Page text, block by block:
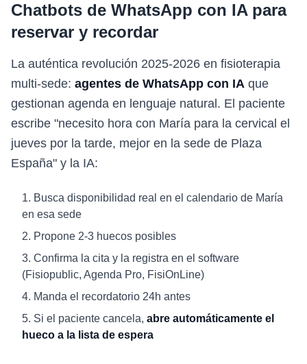
Chatbots de WhatsApp con IA para
reservar y recordar
La auténtica revolución 2025-2026 en fisioterapia
multi-sede: agentes de WhatsApp con IA que
gestionan agenda en lenguaje natural. El paciente
escribe "necesito hora con María para la cervical el
jueves por la tarde, mejor en la sede de Plaza
España" y la IA:
Busca disponibilidad real en el calendario de María
en esa sede
Propone 2-3 huecos posibles
Confirma la cita y la registra en el software
(Fisiopublic, Agenda Pro, FisiOnLine)
Manda el recordatorio 24h antes
Si el paciente cancela, abre automáticamente el
hueco a la lista de espera